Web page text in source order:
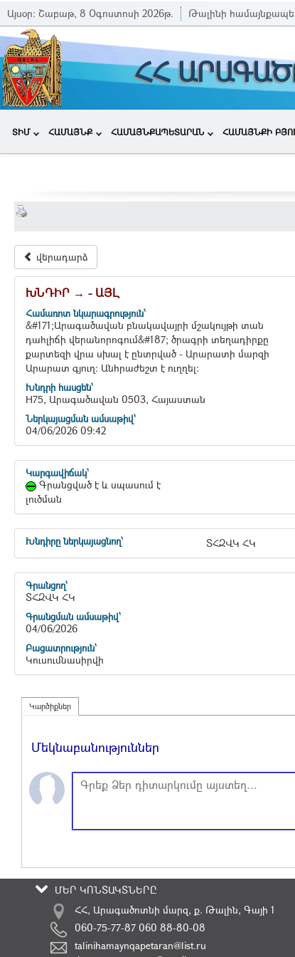
Այսօր: Շաբաթ, 8 Օգոստոսի 2026թ. Թալինի
ՀՀ
ՏԻՄ ՀԱՄԱՅՆՔ ՀԱՄԱՅՆՔԱՊԵՏԱՐԱՆ ՀԱՄԱՅՆՔԻ
վերադարձ
ԽՆԴԻՐ → - ԱՅԼ
Համառոտ նկարագրություն`
&#171;Արագածավան բնակավայրի մշակույթի տան
դահլիճի վերանորոգում&#187; ծրագրի տեղադիրքը
քարտեզի վրա սխալ է ընտրված - Արարատի մարզի
Արարատ գյուղ։ Անհրաժեշտ է ուղղել։
Խնդրի հասցեն`
H75, Արագածավան 0503, Հայաստան
Ներկայացման ամսաթիվ`
04/06/2026 09:42
Կարգավիճակ`
Գրանցված է և սպասում է
լուծման
Խնդիրը ներկայացնող՝ ՏՀԶՎԿ ՀԿ
Գրանցող`
ՏՀԶՎԿ ՀԿ
Գրանցման ամսաթիվ`
04/06/2026
Բացատրություն`
Կուսումնասիրվի
Կարծիքներ
Մեկնաբանություններ
ՄԵՐ ԿՈՆՏԱԿՏՆԵՐԸ
ՀՀ, Արագածոտնի մարզ, ք. Թալին, Գայի 1
060-75-77-87 060 88-80-08
talinihamaynqapetaran@list.ru